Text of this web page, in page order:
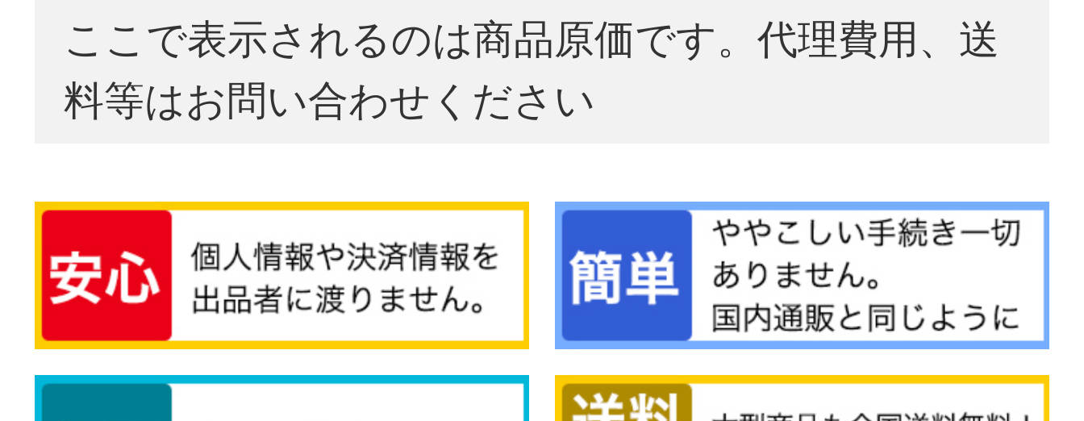
ここで表示されるのは商品原価です。代理費用、送
料等はお問い合わせください